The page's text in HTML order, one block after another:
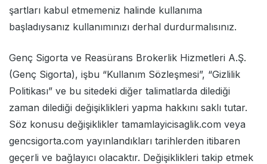
şartları kabul etmemeniz halinde kullanıma
başladıysanız kullanımınızı derhal durdurmalısınız.
Genç Sigorta ve Reasürans Brokerlik Hizmetleri A.Ş.
(Genç Sigorta), işbu “Kullanım Sözleşmesi”, “Gizlilik
Politikası” ve bu sitedeki diğer talimatlarda dilediği
zaman dilediği değişiklikleri yapma hakkını saklı tutar.
Söz konusu değişiklikler tamamlayicisaglik.com veya
gencsigorta.com yayınlandıkları tarihlerden itibaren
geçerli ve bağlayıcı olacaktır. Değişiklikleri takip etmek